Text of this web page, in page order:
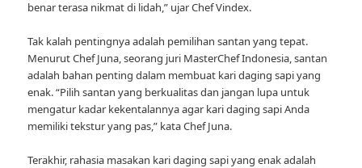
benar terasa nikmat di lidah,” ujar Chef Vindex.
Tak kalah pentingnya adalah pemilihan santan yang tepat.
Menurut Chef Juna, seorang juri MasterChef Indonesia, santan
adalah bahan penting dalam membuat kari daging sapi yang
enak. “Pilih santan yang berkualitas dan jangan lupa untuk
mengatur kadar kekentalannya agar kari daging sapi Anda
memiliki tekstur yang pas,” kata Chef Juna.
Terakhir, rahasia masakan kari daging sapi yang enak adalah